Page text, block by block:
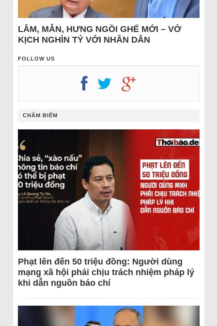
LÂM, MẪN, HƯNG NGỒI GHẾ MỚI – VỞ
KỊCH NGHÌN TỶ VỚI NHÂN DÂN
FOLLOW US
CHÂM BIẾM
Phạt lên đến 50 triệu đồng: Người dùng
mạng xã hội phải chịu trách nhiệm pháp lý
khi dẫn nguồn báo chí